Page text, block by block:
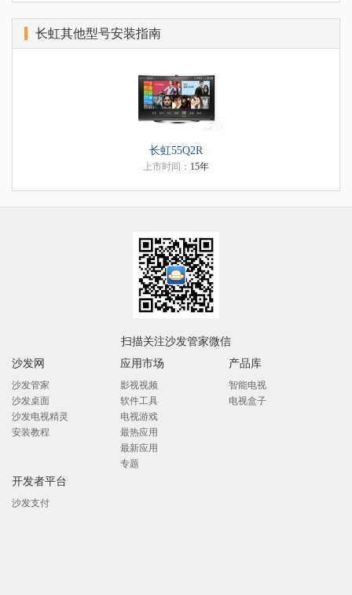
长虹其他型号安装指南
长虹55Q2R
上市时间： 15年
扫描关注沙发管家微信
沙发网
沙发管家
沙发桌面
沙发电视精灵
安装教程
应用市场
影视视频
软件工具
电视游戏
最热应用
最新应用
专题
产品库
智能电视
电视盒子
开发者平台
沙发支付